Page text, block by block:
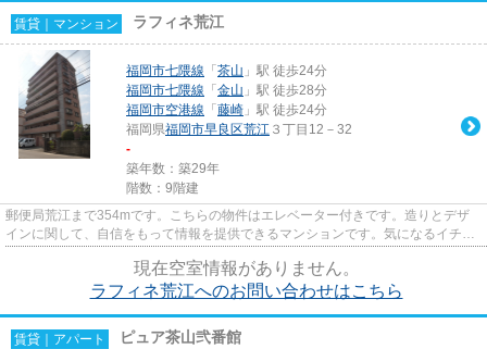
賃貸｜マンション ラフィネ荒江
福岡市七隈線 「 茶山 」駅 徒歩24分
福岡市七隈線 「 金山 」駅 徒歩28分
福岡市空港線 「 藤崎 」駅 徒歩24分
福岡県福岡市早良区荒江 ３丁目12－32
-
築年数：築29年
階数：9階建
郵便局荒江まで354mです。こちらの物件はエレベーター付きです。造りとデザ
インに関して、自信をもって情報を提供できるマンションです。気になるイチオ
現在空室情報がありません。
ラフィネ荒江へのお問い合わせはこちら
賃貸｜アパート ピュア茶山弐番館